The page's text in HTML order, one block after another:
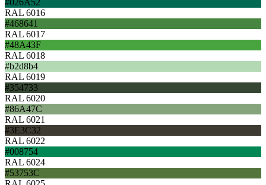
RAL 6016
#468641
RAL 6017
#48A43F
RAL 6018
#b2d8b4
RAL 6019
#354733
RAL 6020
#86A47C
RAL 6021
#3E3C32
RAL 6022
#008754
RAL 6024
#53753C